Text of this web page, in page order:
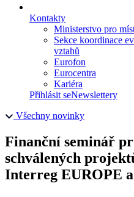
Kontakty
Ministerstvo pro
Sekce koordinace
vztahů
Eurofon
Eurocentra
Kariéra
Přihlásit seNewslettery
Všechny novinky
Finanční seminář
schválených
Interreg EUROPE